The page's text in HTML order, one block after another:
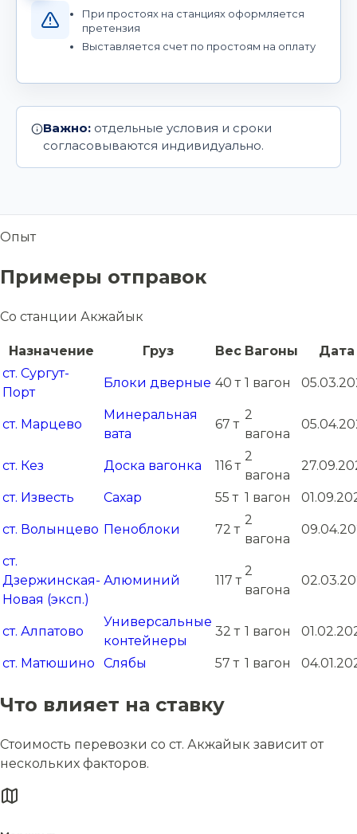
При простоях на станциях оформляется
претензия
Выставляется счет по простоям на оплату
Важно: отдельные условия и сроки
согласовываются индивидуально.
Опыт
Примеры отправок
Со станции Акжайык
Назначение Груз Вес Вагоны
Дата
ст. Сургут-
Порт
Блоки дверные 40 т 1 вагон
ст. Марцево
Минеральная
вата
67 т
2
вагона
ст. Кез Доска вагонка 116 т
2
вагона
ст. Известь Сахар 55 т 1 вагон
ст. Волынцево Пеноблоки 72 т
2
вагона
ст.
Дзержинская-
Новая (эксп.)
Алюминий 117 т
2
вагона
ст. Алпатово
Универсальные
контейнеры
32 т 1 вагон
ст. Матюшино Слябы 57 т 1 вагон
Что влияет на ставку
Стоимость перевозки со ст. Акжайык зависит от
нескольких факторов.